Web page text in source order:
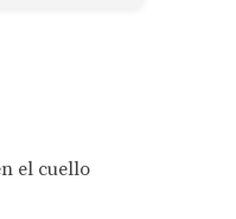
el cuello